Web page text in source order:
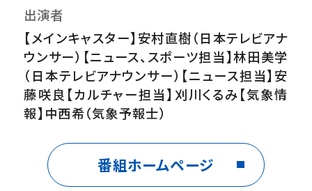
出演者
【メインキャスター】安村直樹（日本テレビアナ
ウンサー）【ニュース、スポーツ担当】林田美学
（日本テレビアナウンサー）【ニュース担当】安
藤咲良【カルチャー担当】刈川くるみ【気象情
報】中西希（気象予報士）
番組ホームページ